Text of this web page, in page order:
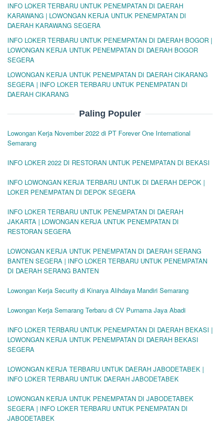
INFO LOKER TERBARU UNTUK PENEMPATAN DI DAERAH
KARAWANG | LOWONGAN KERJA UNTUK PENEMPATAN DI
DAERAH KARAWANG SEGERA
INFO LOKER TERBARU UNTUK PENEMPATAN DI DAERAH BOGOR |
LOWONGAN KERJA UNTUK PENEMPATAN DI DAERAH BOGOR
SEGERA
LOWONGAN KERJA UNTUK PENEMPATAN DI DAERAH CIKARANG
SEGERA | INFO LOKER TERBARU UNTUK PENEMPATAN DI
DAERAH CIKARANG
Paling Populer
Lowongan Kerja November 2022 di PT Forever One International
Semarang
INFO LOKER 2022 DI RESTORAN UNTUK PENEMPATAN DI BEKASI
INFO LOWONGAN KERJA TERBARU UNTUK DI DAERAH DEPOK |
LOKER PENEMPATAN DI DEPOK SEGERA
INFO LOKER TERBARU UNTUK PENEMPATAN DI DAERAH
JAKARTA | LOWONGAN KERJA UNTUK PENEMPATAN DI
RESTORAN SEGERA
LOWONGAN KERJA UNTUK PENEMPATAN DI DAERAH SERANG
BANTEN SEGERA | INFO LOKER TERBARU UNTUK PENEMPATAN
DI DAERAH SERANG BANTEN
Lowongan Kerja Security di Kinarya Alihdaya Mandiri Semarang
Lowongan Kerja Semarang Terbaru di CV Purnama Jaya Abadi
INFO LOKER TERBARU UNTUK PENEMPATAN DI DAERAH BEKASI |
LOWONGAN KERJA UNTUK PENEMPATAN DI DAERAH BEKASI
SEGERA
LOWONGAN KERJA TERBARU UNTUK DAERAH JABODETABEK |
INFO LOKER TERBARU UNTUK DAERAH JABODETABEK
LOWONGAN KERJA UNTUK PENEMPATAN DI JABODETABEK
SEGERA | INFO LOKER TERBARU UNTUK PENEMPATAN DI
JABODETABEK